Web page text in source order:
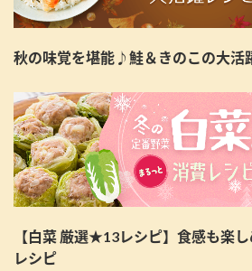
秋の味覚を堪能♪鮭＆きのこの大活
【白菜 厳選★13レシピ】食感も楽
レシピ